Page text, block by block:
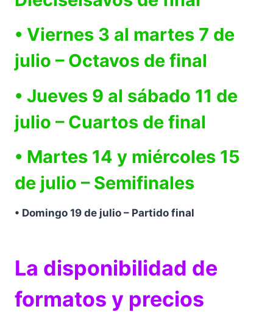
• Viernes 3 al martes 7 de
julio – Octavos de final
• Jueves 9 al sábado 11 de
julio – Cuartos de final
• Martes 14 y miércoles 15
de julio – Semifinales
• Domingo 19 de julio – Partido final
La disponibilidad de
formatos y precios